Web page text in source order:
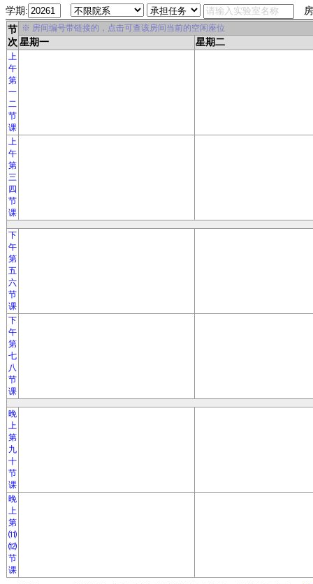
学期: 房
节
次
※ 房间编号带链接的，点击可查该房间当前的空闲座位
星期一 星期二
上
午
第
一
二
节
课
上
午
第
三
四
节
课
下
午
第
五
六
节
课
下
午
第
七
八
节
课
晚
上
第
九
十
节
课
晚
上
第
⑾
⑿
节
课